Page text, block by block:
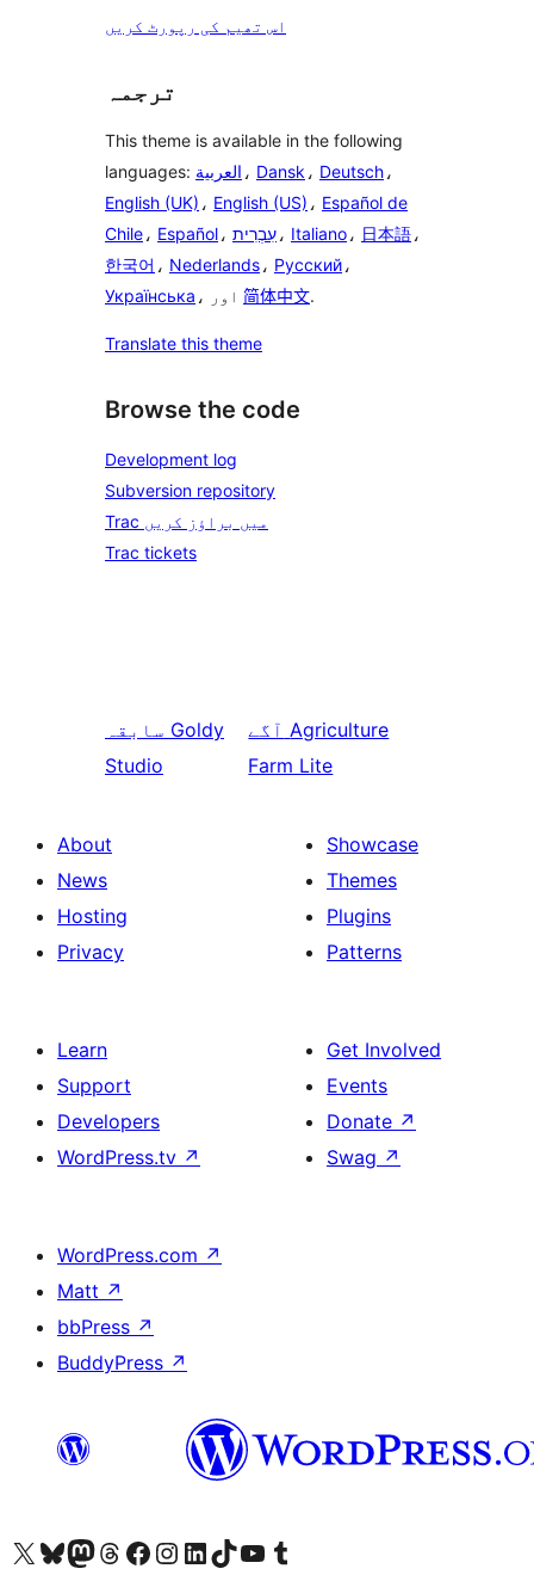
اس تھیم کی رپورٹ کریں
ترجمہ
This theme is available in the following
languages: العربية ، Dansk، Deutsch،
English (UK) ، English (US) ، Español de
Chile، Español، עִבְרִית، Italiano، 日本語،
한국어 ، Nederlands، Русский،
Українська
简体中文.
Translate this theme
Browse the code
Development log
Subversion repository
Trac میں براؤز کریں
Trac tickets
سابقہ Goldy
Studio
آگے Agriculture
Farm Lite
About
News
Hosting
Privacy
Showcase
Themes
Plugins
Patterns
Learn
Support
Developers
WordPress.tv ↗
Get Involved
Events
Donate ↗
Swag ↗
WordPress.com ↗
Matt ↗
bbPress ↗
BuddyPress ↗
Visit our X (formerly Twitter) account
ہمارے بلیواسکائی اکاؤنٹ پر جائیں
Visit our Mastodon account
ہمارے ٹھریڈز اکاؤنٹ پر جائیں
Visit our Facebook page
Visit our Instagram account
Visit our LinkedIn account
ہمارے ٹک ٹاک اکاؤنٹ پر جائیں
Visit our YouTube channel
ہمارے ٹمبلر اکاؤنٹ پر جائیں